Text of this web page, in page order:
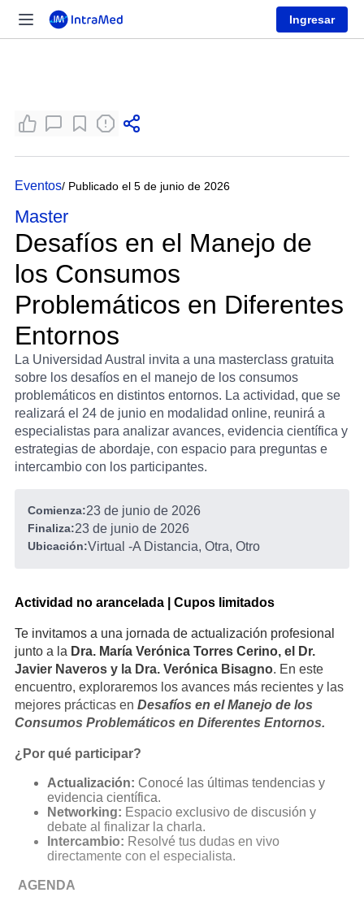
Ingresar
Eventos/ Publicado el 5 de junio de 2026
Master
Desafíos en el Manejo de
los Consumos
Problemáticos en Diferentes
Entornos
La Universidad Austral invita a una masterclass gratuita
sobre los desafíos en el manejo de los consumos
problemáticos en distintos entornos. La actividad, que se
realizará el 24 de junio en modalidad online, reunirá a
especialistas para analizar avances, evidencia científica y
estrategias de abordaje, con espacio para preguntas e
intercambio con los participantes.
Comienza:23 de junio de 2026
Finaliza:23 de junio de 2026
Ubicación:Virtual -A Distancia, Otra, Otro
Actividad no arancelada | Cupos limitados
Te invitamos a una jornada de actualización profesional
junto a la Dra. María Verónica Torres Cerino, el Dr.
Javier Naveros y la Dra. Verónica Bisagno. En este
encuentro, exploraremos los avances más recientes y las
mejores prácticas en Desafíos en el Manejo de los
Consumos Problemáticos en Diferentes Entornos.
¿Por qué participar?
Actualización: Conocé las últimas tendencias y
evidencia científica.
Networking: Espacio exclusivo de discusión y
debate al finalizar la charla.
Intercambio: Resolvé tus dudas en vivo
directamente con el especialista.
AGENDA